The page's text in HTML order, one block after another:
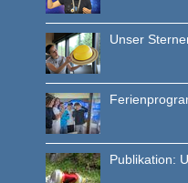
Unser
Publikation: